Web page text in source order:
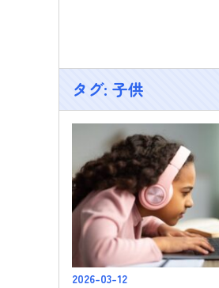
タグ: 子供
2026-03-12